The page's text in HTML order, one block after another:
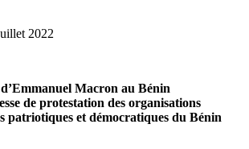
2022
Macron au Bénin
de protestation des organisations
patriotiques et démocratiques du Bénin